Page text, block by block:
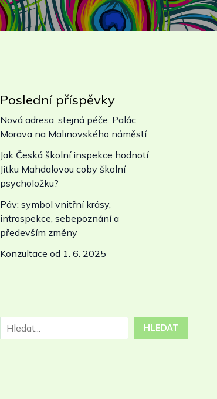
Poslední příspěvky
Nová adresa, stejná péče: Palác
Morava na Malinovského náměstí
Jak Česká školní inspekce hodnotí
Jitku Mahdalovou coby školní
psycholožku?
Páv: symbol vnitřní krásy,
introspekce, sebepoznání a
především změny
Konzultace od 1. 6. 2025
HLEDAT